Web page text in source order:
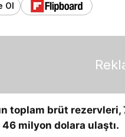
Ol
toplam brüt
milyon dolara ulaştı.